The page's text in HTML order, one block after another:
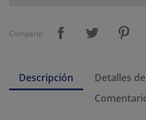
Compartir
Descripción
Detalles